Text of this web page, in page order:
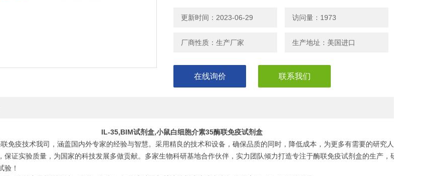
更新时间：2023-06-29 访问量：1973
厂商性质：生产厂家 生产地址：美国进口
在线询价 联系我们
IL-35,BIM试剂盒,小鼠白细胞介素35酶联免疫试剂盒
免疫技术我司，涵盖国内外专家的经验与智慧。采用精良的技术和设备，确保品质的同时，降低成本，为更多有需要的研究人员，节省
保证实验质量，为国家的科技发展多做贡献。多家生物科研基地合作伙伴，实力团队倾力打造专注于酶联免疫试剂盒的生产，研发，助力
验！